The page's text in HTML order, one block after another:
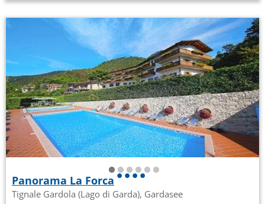
Panorama La Forca
Tignale Gardola (Lago di Garda), Gardasee